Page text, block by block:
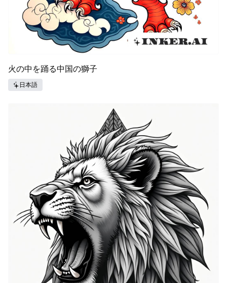
火の中を踊る中国の獅子
日本語